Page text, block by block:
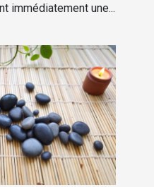
immédiatement une...